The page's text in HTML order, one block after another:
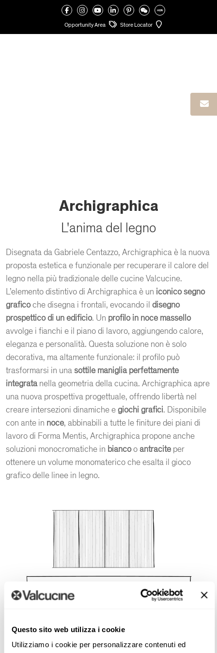
Questo sito web utilizza i cookie
Utilizziamo i cookie per personalizzare contenuti ed
Opportunity Area Store Locator
COLLEZIONI ARREDO CUCINA > ARCHIGRAPHICA
Archigraphica
L'anima del legno
Disegnata da Gabriele Centazzo, Archigraphica è la nuova
proposta estetica e funzionale per recuperare il calore del
legno nella più tradizionale delle cucine Valcucine.
L’elemento distintivo di Archigraphica è un iconico segno
graficoche disegna i frontali, evocando il disegno
prospettico di un edificio. Un profilo in noce massello
avvolge i fianchi e il piano di lavoro, aggiungendo calore,
eleganza e personalità. Questa soluzione non è solo
decorativa, ma altamente funzionale: il profilo può
trasformarsi in unasottile maniglia perfettamente
integratanella geometria della cucina. Archigraphica apre
una nuova prospettiva progettuale, offrendo libertà nel
creare intersezioni dinamiche egiochi grafici. Disponibile
con ante in noce, abbinabili a tutte le finiture dei piani di
lavoro di Forma Mentis, Archigraphica propone anche
soluzioni monocromatiche in biancooantracite per
ottenere un volume monomaterico che esalta il gioco
grafico delle linee in legno.